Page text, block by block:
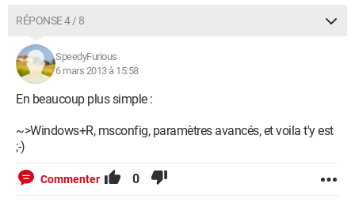
RÉPONSE 4 / 8
SpeedyFurious
6 mars 2013 à 15:58
En beaucoup plus simple :
~>Windows+R, msconfig, paramètres avancés, et voila t'y est
;-)
Commenter 0